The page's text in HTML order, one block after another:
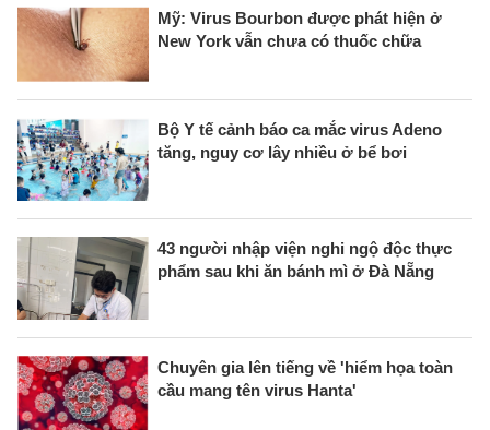
Mỹ: Virus Bourbon được phát hiện ở
New York vẫn chưa có thuốc chữa
Bộ Y tế cảnh báo ca mắc virus Adeno
tăng, nguy cơ lây nhiều ở bể bơi
43 người nhập viện nghi ngộ độc thực
phẩm sau khi ăn bánh mì ở Đà Nẵng
Chuyên gia lên tiếng về 'hiểm họa toàn
cầu mang tên virus Hanta'